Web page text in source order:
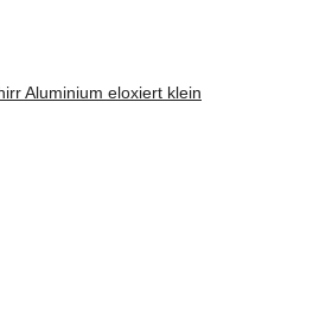
Aluminium eloxiert klein